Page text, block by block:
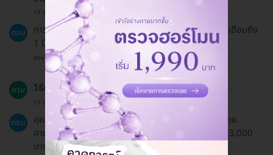
19 ธ.ค. 2024
ตอบ
การจัดฟันแบบ Invisalign Lite ใช้ระยะเวลาประมาณ 6 เดือนถึง
1 ปี ขึ้นอยู่กับสภาพฟันของแต่ละบุคคล.
ตอบโดยทีมงาน HD
ถาม วิธีการชำระเงินสำหรับบริการนี้มีอะไรบ้าง?
19 ธ.ค. 2024
ตอบ
คุณสามารถชำระเงินได้ทั้งแบบโอนจ่ายและบัตรเครดิต โดย
สามารถเลือกผ่อนชำระ 0% สูงสุด 10 เดือน หากมียอด 3,000
บาทขึ้นไป.